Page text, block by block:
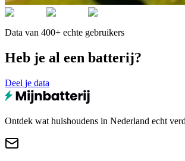
Data van 400+ echte gebruikers
Heb je al een batterij?
Deel je data
Ontdek wat huishoudens in Nederland echt